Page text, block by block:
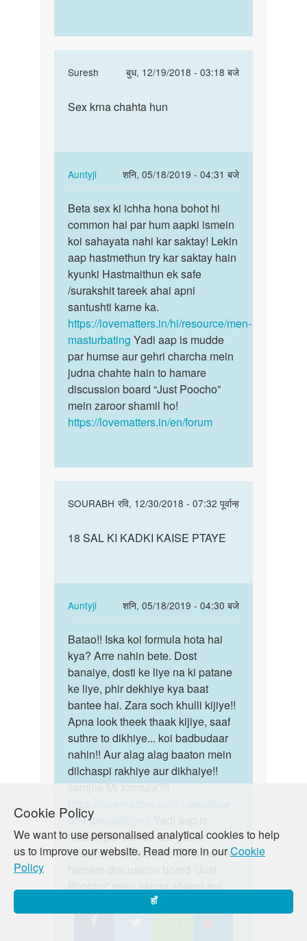
Cookie Policy
We want to use personalised analytical cookies to help
us to improve our website. Read more in ourCookie
Policy
हाँ
Suresh
बुध, 12/19/2018 - 03:18 बजे
to
Hum
kya
by
Auntyji
Sex
hun
Sex krna chahta hun
Auntyji
शनि, 05/18/2019 - 04:31 बजे
In
reply
to
Sex
krna
chahta
hun
by
Suresh
Beta
sex
ki
ichha
hona
bohot…
Beta sex ki ichha hona bohot hi
common hai par hum aapki ismein
koi sahayata nahi kar saktay! Lekin
aap hastmethun try kar saktay hain
kyunki Hastmaithun ek safe
/surakshit tareek ahai apni
santushti karne ka.
https://lovematters.in/hi/resource/men-
masturbating Yadi aap is mudde
par humse aur gehri charcha mein
judna chahte hain to hamare
discussion board “Just Poocho”
mein zaroor shamil ho!
https://lovematters.in/en/forum
SOURABH रवि, 12/30/2018 - 07:32 पूर्वान्ह
In
to
Hum
apki
kya
by
Auntyji
18
KADKI
KAISE
PTAYE
18 SAL KI KADKI KAISE PTAYE
Auntyji
शनि, 05/18/2019 - 04:30 बजे
In
reply
to
18
SAL
KI
KADKI
KAISE
PTAYE
by
SOURABH
Batao!!
Iska
koi
formula…
Batao!! Iska koi formula hota hai
kya? Arre nahin bete. Dost
banaiye, dosti ke liye na ki patane
ke liye, phir dekhiye kya baat
bantee hai. Zara soch khulli kijiye!!
Apna look theek thaak kijiye, saaf
suthre to dikhiye... koi badbudaar
nahin!! Aur alag alag baaton mein
dilchaspi rakhiye aur dikhaiye!!
samjhe Mr formula?!!
do-i-get-girlfriend
mudde par humse aur gehri
charcha mein judna chahte hain to
Poocho” mein zaroor shamil ho!
https://lovematters.in/en/forum